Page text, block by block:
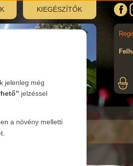
jelenleg még
jelzéssel
a növény melletti
KIEGÉSZÍTŐK